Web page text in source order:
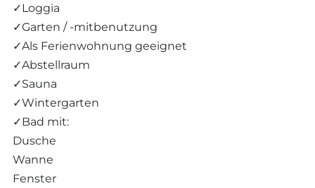
✓Loggia
✓Garten / -mitbenutzung
✓Als Ferienwohnung geeignet
✓Abstellraum
✓Sauna
✓Wintergarten
✓Bad mit:
Dusche
Wanne
Fenster